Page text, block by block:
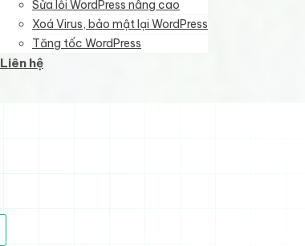
Sửa lỗi WordPress nâng cao
Xoá Virus, bảo mật lại WordPress
Tăng tốc WordPress
Liên hệ